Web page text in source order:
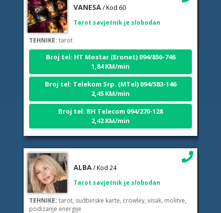
TEHNIKE:tarot
Broj tel: HT Mostar (Eronet) 094/850-746
1,84 KM/min
Broj tel: Telekom Srp. (MTel) 094/583-146
2,45 KM/min
Broj tel: BH Telecom 094/270-128
2,42 KM/min
TEHNIKE:tarot, sudbinske karte, crowley, visak, molitve,
podizanje energije